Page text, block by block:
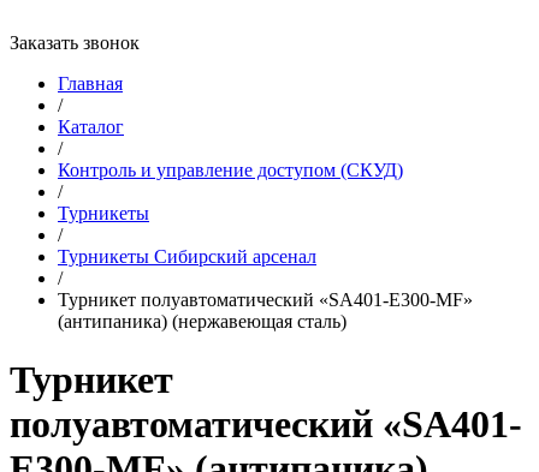
Заказать звонок
Главная
/
Каталог
/
Контроль и управление доступом (СКУД)
/
Турникеты
/
Турникеты Сибирский арсенал
/
Турникет полуавтоматический «SA401-Е300-МF»
(антипаника) (нержавеющая сталь)
Турникет
полуавтоматический «SA401-